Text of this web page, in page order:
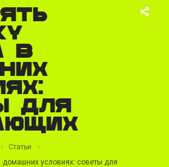
в
для
Статьи
домашних условиях: советы для